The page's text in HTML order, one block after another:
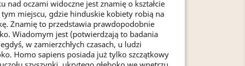
nad oczami widoczne jest znamię o kształcie
miejscu, gdzie hinduskie kobiety robią na
Znamię to przedstawia prawdopodobnie
Wiadomym jest (potwierdzają to badania
w zamierzchłych czasach, u ludzi
Homo sapiens posiada już tylko szczątkowy